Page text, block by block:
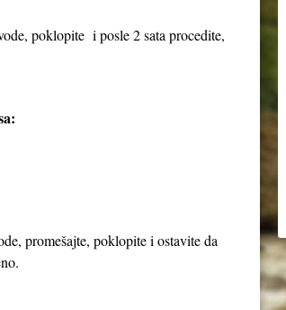
poklopite i posle 2 sata procedite,
promešajte, poklopite i ostavite da